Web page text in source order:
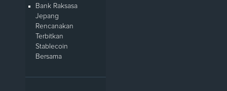
Bank Raksasa
Jepang
Rencanakan
Terbitkan
Stablecoin
Bersama